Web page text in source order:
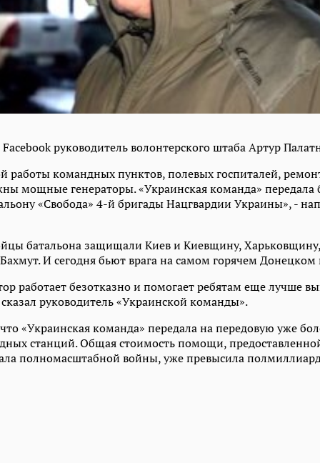
руководитель волонтерского штаба Артур
работы командных пунктов, полевых госпиталей,
мощные генераторы. «Украинская команда» передала
«Свобода» 4-й бригады Нацгвардии Украины», -
батальона защищали Киев и Киевщину,
И сегодня бьют врага на самом горячем
работает безотказно и помогает ребятам еще лучше
руководитель «Украинской команды».
«Украинская команда» передала на передовую уже
станций. Общая стоимость помощи,
полномасштабной войны, уже превысила